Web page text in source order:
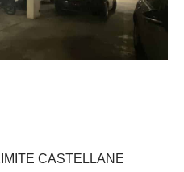
CASTELLANE